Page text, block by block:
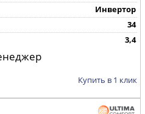
Инвертор
34
3,4
Купить в 1 клик